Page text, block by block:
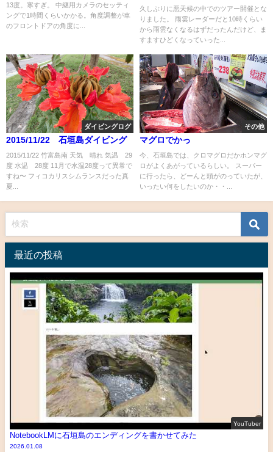
13度。寒すぎ。 中継用カメラのセッティ
ングで1時間くらいかかる。角度調整が車
のフロントドアの角度に...
久しぶりに悪天候の中でのツアー開催とな
りました。 雨雲レーダーだと10時くらい
から雨雲なくなるはずだったんだけど、ま
すますひどくなっていった...
ダイビングログ
2015/11/22 石垣島ダイビング
2015/11/22 竹富島南 天気 晴れ 気温 29
度 水温 28度 11月で水温28度って異常で
すね〜 フィコカリスシムランスだった真
夏...
その他
マグロでかっ
今、石垣島では、クロマグロだかホンマグ
ロがよくあがっているらしい。 スーパー
に行ったら、どーんと頭がのっていたが、
いったい何をしたいのか・・...
最近の投稿
YouTuber
NotebookLMに石垣島のエンディングを書かせてみた
2026.01.08